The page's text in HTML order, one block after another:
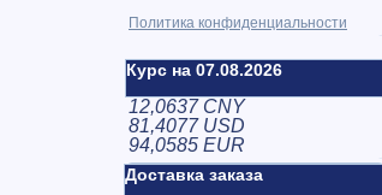
Политика конфиденциальности
Курс на 07.08.2026
12,0637 CNY
81,4077 USD
94,0585 EUR
Доставка заказа